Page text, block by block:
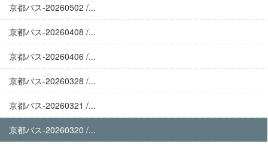
京都バス-20260502 /...
京都バス-20260408 /...
京都バス-20260406 /...
京都バス-20260328 /...
京都バス-20260321 /...
京都バス-20260320 /...